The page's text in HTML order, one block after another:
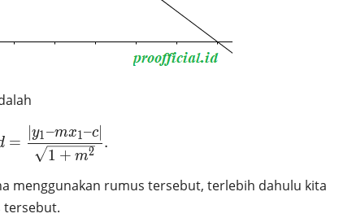
d = \frac{|y_1 – mx_1 – c|}{\sqrt{1+m^2}}.
=
1 + m2
∣y1–mx1–c∣
.
menggunakan rumus tersebut, terlebih dahulu kita
tersebut.